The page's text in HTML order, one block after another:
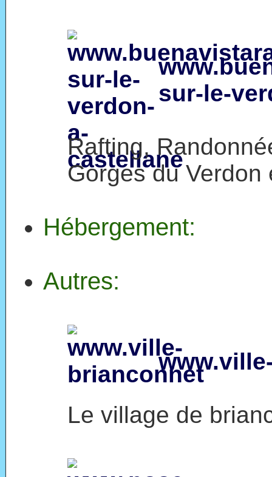
sur-le-
Rafting,
Gorges du
Hébergement:
Autres:
Le village de